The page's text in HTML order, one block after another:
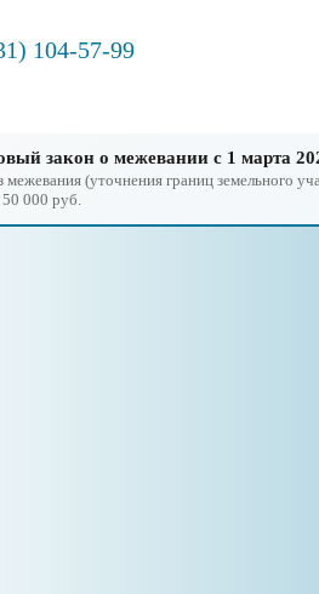
104-57-99
закон о межевании с 1 марта
межевания (уточнения границ земельного
000 руб.